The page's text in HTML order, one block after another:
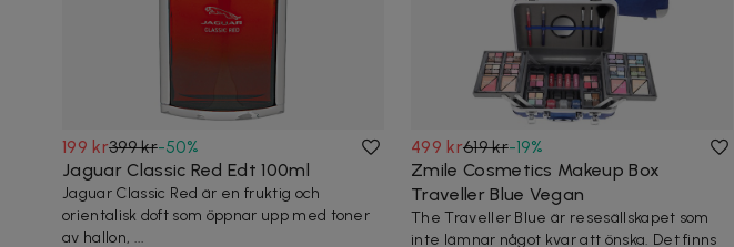
199 kr399 kr-50%
Jaguar Classic Red Edt 100ml
Jaguar Classic Red är en fruktig och
orientalisk doft som öppnar upp med toner
av hallon, ...
499 kr619 kr-19%
Zmile Cosmetics Makeup Box
Traveller Blue Vegan
The Traveller Blue är resesällskapet som
inte lämnar något kvar att önska. Det finns